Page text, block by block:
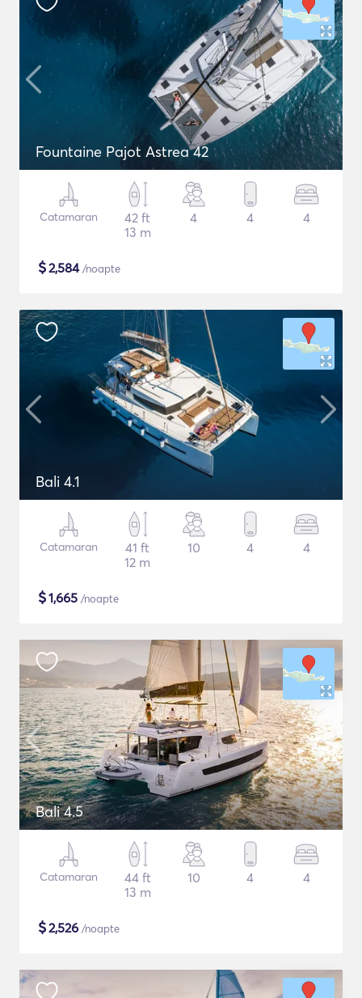
Fountaine Pajot Astrea 42
Catamaran
42 ft
13 m
4 4 4
$2,584/noapte
Bali 4.1
Catamaran
41 ft
12 m
10 4 4
$1,665 /noapte
Bali 4.5
Catamaran
44 ft
13 m
10 4 4
$2,526 /noapte